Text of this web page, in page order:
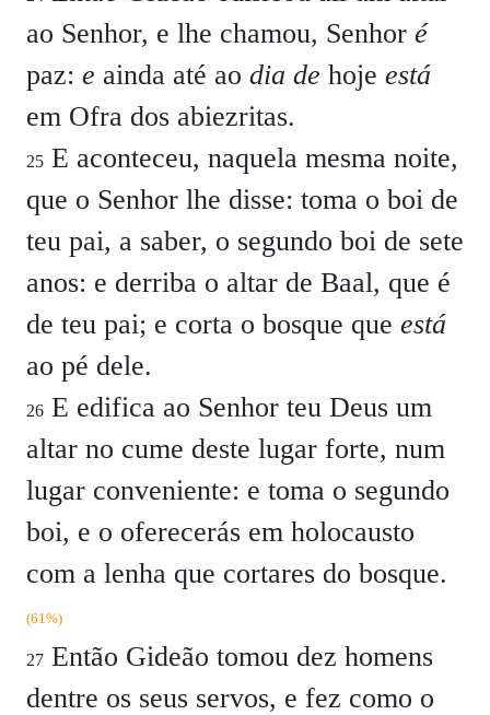
ao Senhor, e lhe chamou, Senhor é
paz: e ainda até ao dia de hoje está
em Ofra dos abiezritas.
25 E aconteceu, naquela mesma noite,
que o Senhor lhe disse: toma o boi de
teu pai, a saber, o segundo boi de sete
anos: e derriba o altar de Baal, que é
de teu pai; e corta o bosque que está
ao pé dele.
26 E edifica ao Senhor teu Deus um
altar no cume deste lugar forte, num
lugar conveniente: e toma o segundo
boi, e o oferecerás em holocausto
com a lenha que cortares do bosque.
(61%)
27 Então Gideão tomou dez homens
dentre os seus servos, e fez como o